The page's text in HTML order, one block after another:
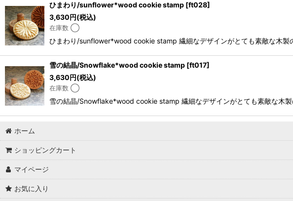
ひまわり/sunflower*wood cookie stamp [ft028]
3,630円(税込)
在庫数 ◯
ひまわり/sunflower*wood cookie stamp 繊細なデザインがとても素敵な木
雪の結晶/Snowflake*wood cookie stamp [ft017]
3,630円(税込)
在庫数 ◯
雪の結晶/Snowflake*wood cookie stamp 繊細なデザインがとても素敵な木
ホーム
ショッピングカート
マイページ
お気に入り